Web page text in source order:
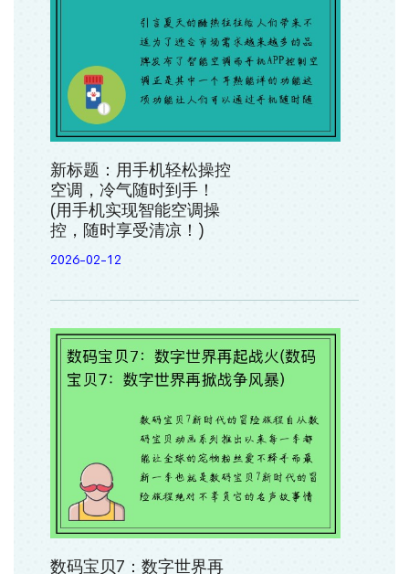
新标题：用手机轻松操控
空调，冷气随时到手！
(用手机实现智能空调操
控，随时享受清凉！)
2026-02-12
数码宝贝7：数字世界再